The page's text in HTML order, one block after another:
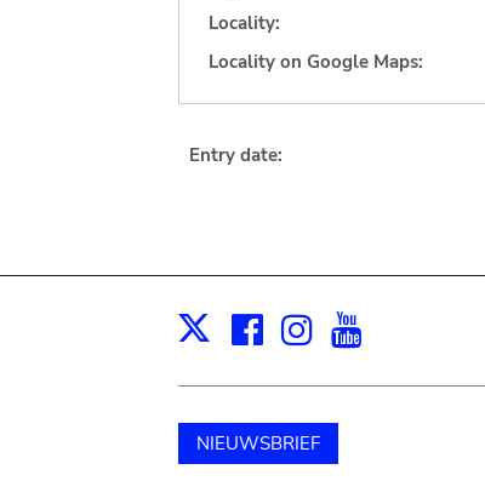
Locality:
Locality on Google Maps:
Entry date:
X Facebook
Instagram
NIEUWSBRIEF